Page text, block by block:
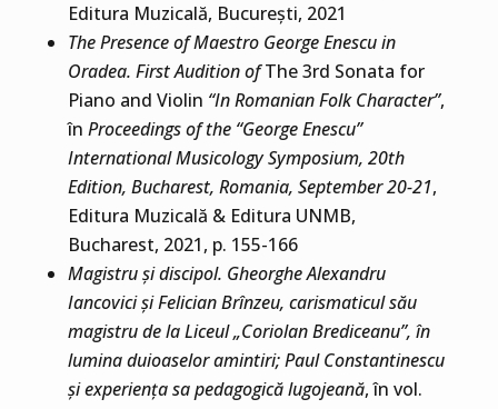
Editura Muzicală, București, 2021
The Presence of Maestro George Enescu in
Oradea. First Audition ofThe 3rd Sonata for
Piano and Violin “In Romanian Folk Character”,
în Proceedings of the “George Enescu”
International Musicology Symposium, 20th
Edition, Bucharest, Romania, September 20-21,
Editura Muzicală & Editura UNMB,
Bucharest, 2021, p. 155-166
Magistru și discipol. Gheorghe Alexandru
Iancovici și Felician Brînzeu, carismaticul său
magistru de la Liceul „Coriolan Brediceanu”, în
lumina duioaselor amintiri; Paul Constantinescu
și experiența sa pedagogică lugojeană, în vol.